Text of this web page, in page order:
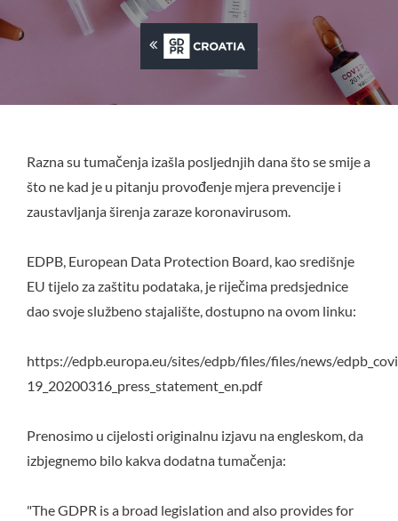
Razna su tumačenja izašla posljednjih dana što se smije a
što ne kad je u pitanju provođenje mjera prevencije i
zaustavljanja širenja zaraze koronavirusom.
EDPB, European Data Protection Board, kao središnje
EU tijelo za zaštitu podataka, je riječima predsjednice
dao svoje službeno stajalište, dostupno na ovom linku:
https://edpb.europa.eu/sites/edpb/files/files/news/
19_20200316_press_statement_en.pdf
Prenosimo u cijelosti originalnu izjavu na engleskom, da
izbjegnemo bilo kakva dodatna tumačenja:
"The GDPR is a broad legislation and also provides for